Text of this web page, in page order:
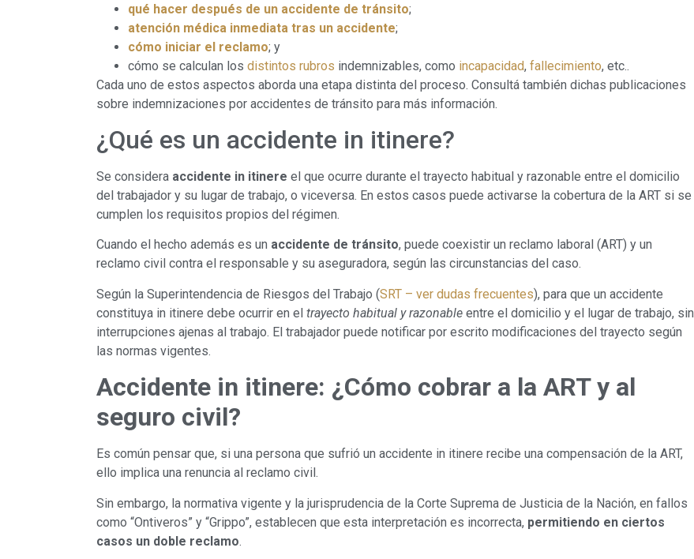
qué hacer después de un accidente de tránsito;
atención médica inmediata tras un accidente;
cómo iniciar el reclamo; y
cómo se calculan los distintos rubros indemnizables, como incapacidad, fallecimiento, etc..
Cada uno de estos aspectos aborda una etapa distinta del proceso. Consultá también dichas publicaciones
sobre indemnizaciones por accidentes de tránsito para más información.
¿Qué es un accidente in itinere?
Se considera accidente in itinere el que ocurre durante el trayecto habitual y razonable entre el domicilio
del trabajador y su lugar de trabajo, o viceversa. En estos casos puede activarse la cobertura de la ART si se
cumplen los requisitos propios del régimen.
Cuando el hecho además es un accidente de tránsito, puede coexistir un reclamo laboral (ART) y un
reclamo civil contra el responsable y su aseguradora, según las circunstancias del caso.
Según la Superintendencia de Riesgos del Trabajo (SRT – ver dudas frecuentes), para que un accidente
constituya in itinere debe ocurrir en el trayecto habitual y razonable entre el domicilio y el lugar de trabajo, sin
interrupciones ajenas al trabajo. El trabajador puede notificar por escrito modificaciones del trayecto según
las normas vigentes.
Accidente in itinere: ¿Cómo cobrar a la ART y al
seguro civil?
Es común pensar que, si una persona que sufrió un accidente in itinere recibe una compensación de la ART,
ello implica una renuncia al reclamo civil.
Sin embargo, la normativa vigente y la jurisprudencia de la Corte Suprema de Justicia de la Nación, en fallos
como “Ontiveros” y “Grippo”, establecen que esta interpretación es incorrecta, permitiendo en ciertos
casos un doble reclamo.